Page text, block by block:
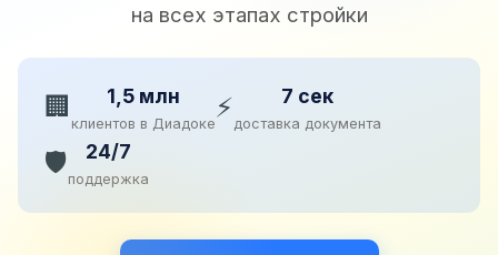
на всех этапах стройки
🏢 1,5 млн
клиентов в Диадоке⚡ 7 сек
доставка документа
🛡️ 24/7
поддержка